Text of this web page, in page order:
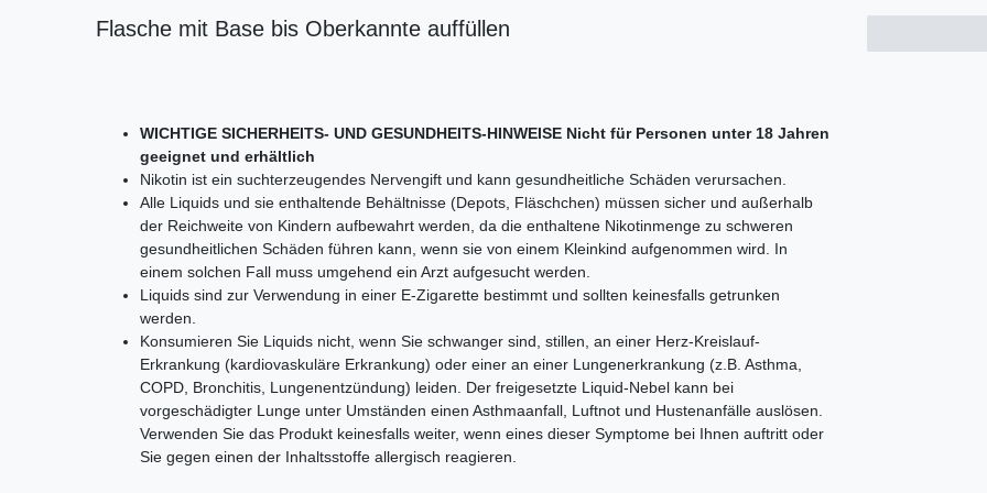
Flasche mit Base bis Oberkannte auffüllen
WICHTIGE SICHERHEITS- UND GESUNDHEITS-HINWEISE Nicht für Personen unter 18 Jahren
geeignet und erhältlich
Nikotin ist ein suchterzeugendes Nervengift und kann gesundheitliche Schäden verursachen.
Alle Liquids und sie enthaltende Behältnisse (Depots, Fläschchen) müssen sicher und außerhalb
der Reichweite von Kindern aufbewahrt werden, da die enthaltene Nikotinmenge zu schweren
gesundheitlichen Schäden führen kann, wenn sie von einem Kleinkind aufgenommen wird. In
einem solchen Fall muss umgehend ein Arzt aufgesucht werden.
Liquids sind zur Verwendung in einer E-Zigarette bestimmt und sollten keinesfalls getrunken
werden.
Konsumieren Sie Liquids nicht, wenn Sie schwanger sind, stillen, an einer Herz-Kreislauf-
Erkrankung (kardiovaskuläre Erkrankung) oder einer an einer Lungenerkrankung (z.B. Asthma,
COPD, Bronchitis, Lungenentzündung) leiden. Der freigesetzte Liquid-Nebel kann bei
vorgeschädigter Lunge unter Umständen einen Asthmaanfall, Luftnot und Hustenanfälle auslösen.
Verwenden Sie das Produkt keinesfalls weiter, wenn eines dieser Symptome bei Ihnen auftritt oder
Sie gegen einen der Inhaltsstoffe allergisch reagieren.